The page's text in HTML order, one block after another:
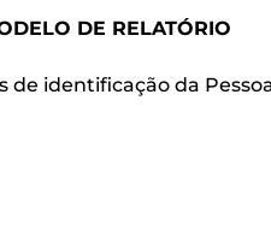
DE RELATÓRIO
de identificação da